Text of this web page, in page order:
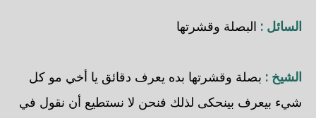
السائل : البصلة وقشرتها
الشيخ : بصلة وقشرتها بده يعرف دقائق يا أخي مو كل
شيء بيعرف بينحكى لذلك فنحن لا نستطيع أن نقول في